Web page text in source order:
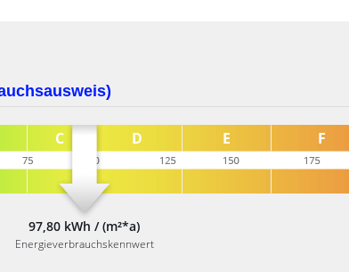
97,80 kWh / (m²*a)
Energieverbrauchskennwert